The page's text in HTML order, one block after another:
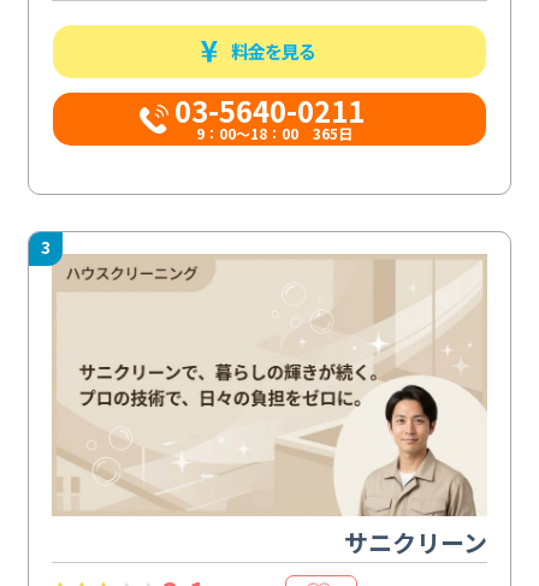
料金を見る
03-5640-0211
9：00～18：00 365日
3
サニクリーン